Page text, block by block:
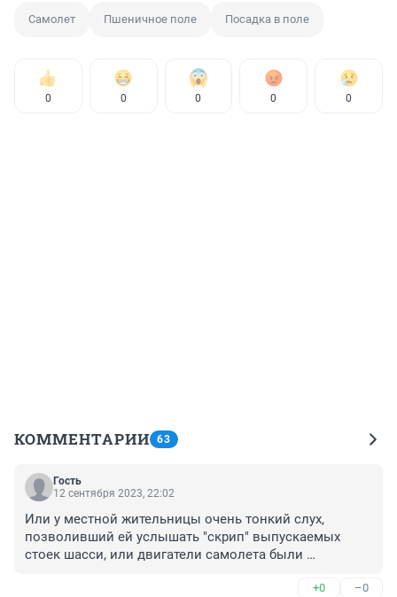
Самолет Пшеничное поле Посадка в поле
0 0 0 0 0
КОММЕНТАРИИ 63
Гость
12 сентября 2023, 22:02
Или у местной жительницы очень тонкий слух,
позволивший ей услышать "скрип" выпускаемых
стоек шасси, или двигатели самолета были
+0 –0